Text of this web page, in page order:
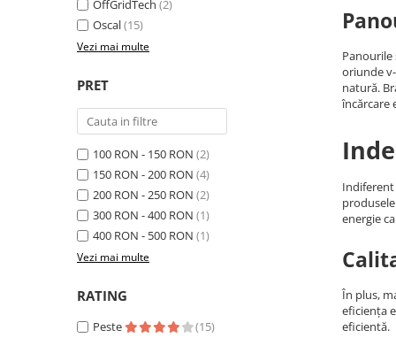
Invertoare Tensiune
Roboti Pornire Auto
UPS Centrale Termice
Stabilizatoare Tensiune
Scule si aparate
Instrumente de masura
Anemometre
Clampmetre
Detectoare
OffGridTech (2)
Oscal(15)
Vezi mai multe
PRET
100 RON - 150 RON (2)
150 RON - 200 RON (4)
200 RON - 250 RON (2)
300 RON - 400 RON (1)
400 RON - 500 RON (1)
Vezi mai multe
RATING
Peste
(15)
oriunde
natură.
încărcare
Indiferent
energie
În plus,
eficiența
eficientă.